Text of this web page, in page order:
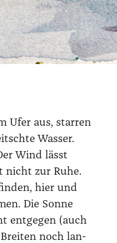
Ufer aus, star­ren
Was­ser.
Wind lässt
nicht zur Ruhe.
hier und
Die Son­ne
ent­ge­gen (auch
noch lan­